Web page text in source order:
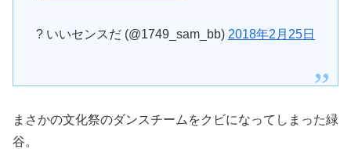
? いいセンスだ (@1749_sam_bb) 2018年2月25日
まさかの文化祭のダンスチームをクビになってしまった緑
谷。